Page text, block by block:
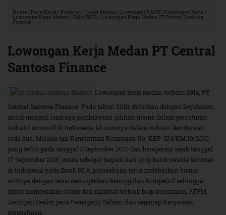
Home/ Karir Bank/ Kolektor/ Loker Medan/ Lowongan BANK / Lowongan Kerja /
Lowongan Kerja Medan/ SMA/SLTA/ Lowongan Kerja Medan PT Central Santosa
Finance
Lowongan Kerja Medan PT Central
Santosa Finance
Lowongan kerja medan terbaru 2014, PT
Central Santosa Finance Pada tahun 2010, didirikan dengan keyakinan
untuk menjadi lembaga pembiayaan pilihan utama dalam percaturan
industri otomotif di Indonesia, khususnya dalam industri kendaraan
roda dua. Melalui ijin Kementrian Keuangan No. KEP-523/KM.10/2010
yang terbit pada tanggal 3 September 2010 dan beroperasi sejak tanggal
17 September 2010, maka sebagai bagian dari grup bank swasta terbesar
di Indonesia yaitu Bank BCA, perusahaan terus melebarkan bisnis
unitnya dengan terus menciptakan keunggulan kompetitif sehingga
dapat memberikan solusi dan manfaat terbaik bagi konsumen, ATPM,
Jaringan Dealer, para Pemegang Saham, dan segenap Karyawan
perusahaan.